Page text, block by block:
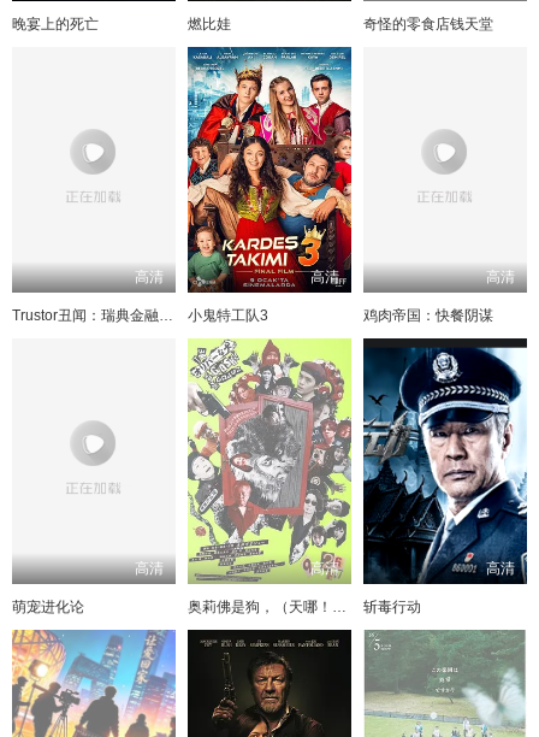
晚宴上的死亡 燃比娃 奇怪的零食店钱天堂
高清
Trustor丑闻：瑞典金融案内幕
高清
小鬼特工队3
高清
鸡肉帝国：快餐阴谋
高清
萌宠进化论
高清
奥莉佛是狗，（天哪！！）这家伙电影版
高清
斩毒行动